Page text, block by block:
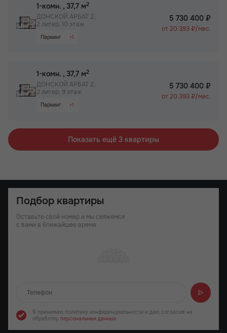
1-комн. , 37,7 м2
ДОНСКОЙ АРБАТ 2,
2 литер, 10 этаж
+1
Паркинг
5 730 400 ₽
от 20 393 ₽/мес.
1-комн. , 37,7 м2
ДОНСКОЙ АРБАТ 2,
2 литер, 9 этаж
+1
Паркинг
5 730 400 ₽
от 20 393 ₽/мес.
Показать ещё 3 квартиры
Подбор квартиры
Оставьте свой номер и мы свяжемся
с вами в ближайшее время
Я принимаю политику конфиденциальности и даю согласие на
обработку персональных данных